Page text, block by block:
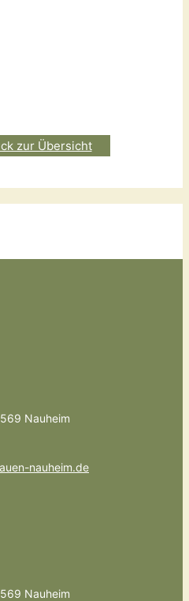
zur Übersicht
Nauheim
nauheim.de
Nauheim